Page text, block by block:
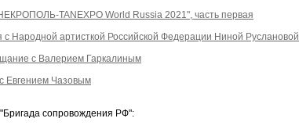
TANEXPO World Russia 2021", часть первая
Народной артисткой Российской Федерации Ниной Руслановой
с Валерием Гаркалиным
Евгением Чазовым
сопровождения РФ":